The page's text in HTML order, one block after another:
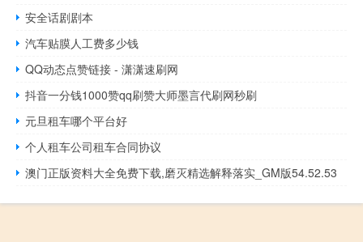
安全话剧剧本
汽车贴膜人工费多少钱
QQ动态点赞链接 - 潇潇速刷网
抖音一分钱1000赞qq刷赞大师墨言代刷网秒刷
元旦租车哪个平台好
个人租车公司租车合同协议
澳门正版资料大全免费下载,磨灭精选解释落实_GM版54.52.53